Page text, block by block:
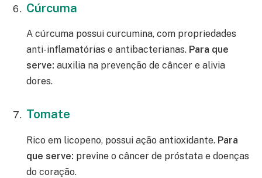
Cúrcuma
A cúrcuma possui curcumina, com propriedades
anti-inflamatórias e antibacterianas. Para que
serve: auxilia na prevenção de câncer e alivia
dores.
Tomate
Rico em licopeno, possui ação antioxidante. Para
que serve: previne o câncer de próstata e doenças
do coração.